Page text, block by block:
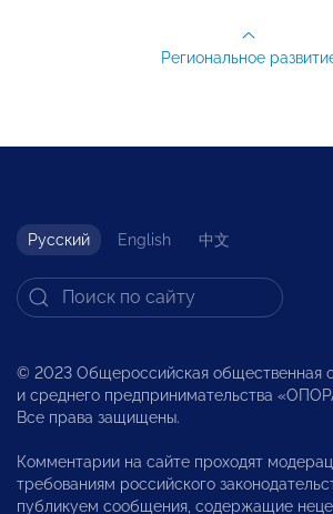
Региональное
Русский English 中文
© 2023 Общероссийская общественная
и среднего предпринимательства
Все права защищены.
Комментарии на сайте проходят
требованиям российского
публикуем сообщения, содержащие